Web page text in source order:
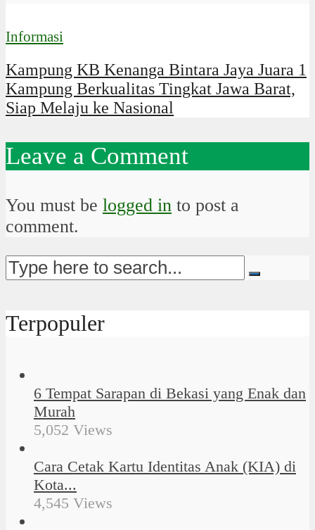
Informasi
Kampung KB Kenanga Bintara Jaya Juara 1
Kampung Berkualitas Tingkat Jawa Barat,
Siap Melaju ke Nasional
Leave a Comment
You must be logged in to post a
comment.
Terpopuler
6 Tempat Sarapan di Bekasi yang Enak dan
Murah
5,052 Views
Cara Cetak Kartu Identitas Anak (KIA) di
Kota...
4,545 Views